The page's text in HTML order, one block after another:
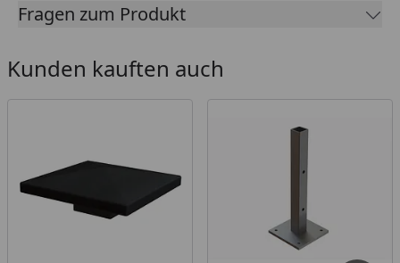
Fragen zum Produkt
Kunden kauften auch